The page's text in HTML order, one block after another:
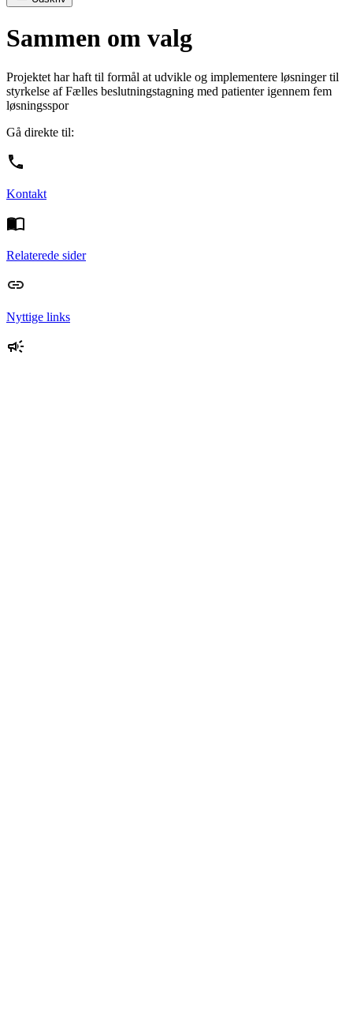
Sammen om valg
Projektet har haft til formål at udvikle og implementere løsninger til
styrkelse af Fælles beslutningstagning med patienter igennem fem
løsningsspor
Gå direkte til:
Kontakt
Relaterede sider
Nyttige links